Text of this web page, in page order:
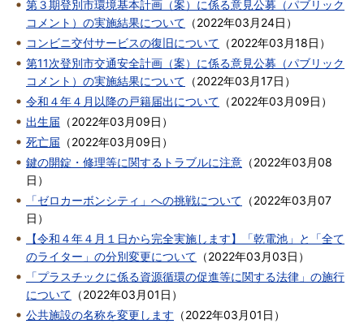
第３期登別市環境基本計画（案）に係る意見公募（パブリック
コメント）の実施結果について （2022年03月24日 ）
コンビニ交付サービスの復旧について （2022年03月18日 ）
第11次登別市交通安全計画（案）に係る意見公募（パブリック
コメント）の実施結果について （2022年03月17日 ）
令和４年４月以降の戸籍届出について （2022年03月09日 ）
出生届 （2022年03月09日 ）
死亡届 （2022年03月09日 ）
鍵の開錠・修理等に関するトラブルに注意 （2022年03月08
日 ）
「ゼロカーボンシティ」への挑戦について （2022年03月07
日 ）
【令和４年４月１日から完全実施します】「乾電池」と「全て
のライター」の分別変更について （2022年03月03日 ）
「プラスチックに係る資源循環の促進等に関する法律」の施行
について （2022年03月01日 ）
公共施設の名称を変更します （2022年03月01日 ）